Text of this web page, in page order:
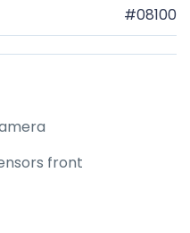
#08100
front